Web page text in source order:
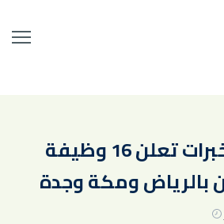
شركة إمداد الخبرات تعلن 16 وظيفة
بالرياض ومكة وجدة